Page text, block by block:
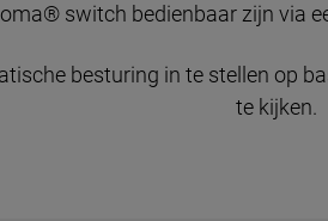
switch bedienbaar zijn via
besturing in te stellen op
te kijken.